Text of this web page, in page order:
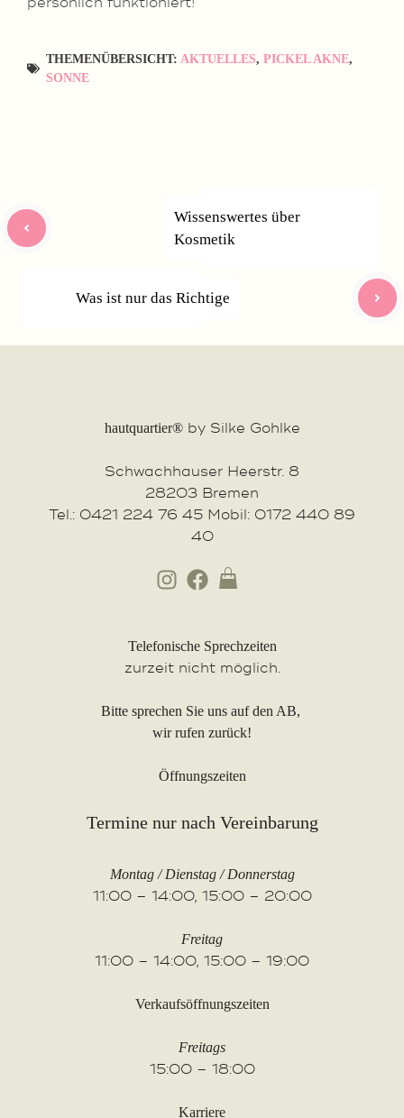
THEMENÜBERSICHT: AKTUELLES, PICKEL AKNE,
SONNE
Wissenswertes über
Kosmetik
Was ist nur das Richtige
hautquartier®by Silke Gohlke
Schwachhauser Heerstr. 8
28203 Bremen
Tel.: 0421 224 76 45 Mobil: 0172 440 89
40
Telefonische Sprechzeiten
zurzeit nicht möglich.
Bitte sprechen Sie uns auf den AB,
wir rufen zurück!
Öffnungszeiten
Termine nur nach Vereinbarung
Montag / Dienstag / Donnerstag
11:00 – 14:00, 15:00 – 20:00
Freitag
11:00 – 14:00, 15:00 – 19:00
Verkaufsöffnungszeiten
Freitags
15:00 – 18:00
Karriere